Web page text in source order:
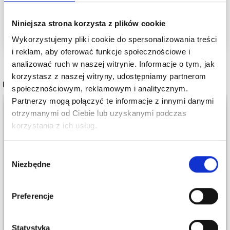
Niniejsza strona korzysta z plików cookie
Wykorzystujemy pliki cookie do spersonalizowania treści
i reklam, aby oferować funkcje społecznościowe i
analizować ruch w naszej witrynie. Informacje o tym, jak
korzystasz z naszej witryny, udostępniamy partnerom
społecznościowym, reklamowym i analitycznym.
Partnerzy mogą połączyć te informacje z innymi danymi
otrzymanymi od Ciebie lub uzyskanymi podczas
korzystania z ich usług.
zgody
Niezbędne
Preferencje
Statystyka
POPULARNE ALTERNATYWY